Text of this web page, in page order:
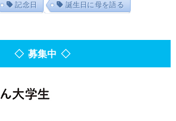
記念日 誕生日に母を語る
◇ 募集中 ◇